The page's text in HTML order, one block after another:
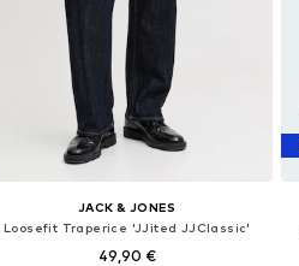
JACK & JONES
Loosefit Traperice 'JJited JJClassic'
49,90 €